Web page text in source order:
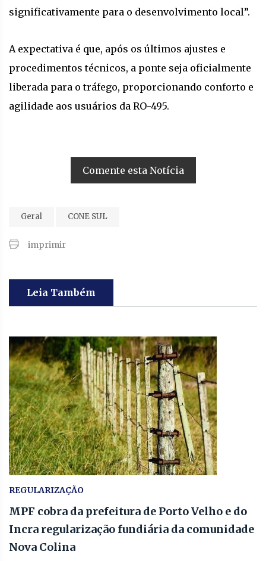
significativamente para o desenvolvimento local”.
A expectativa é que, após os últimos ajustes e
procedimentos técnicos, a ponte seja oficialmente
liberada para o tráfego, proporcionando conforto e
agilidade aos usuários da RO-495.
Comente esta Notícia
Geral CONE SUL
imprimir
Leia Também
REGULARIZAÇÃO
MPF cobra da prefeitura de Porto Velho e do
Incra regularização fundiária da comunidade
Nova Colina